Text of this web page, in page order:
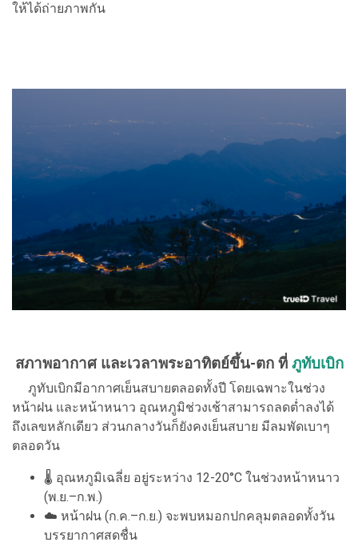
ให้ได้ถ่ายภาพกัน
สภาพอากาศ และเวลาพระอาทิตย์ขึ้น-ตก ที่ ภูทับเบิก
ภูทับเบิกมีอากาศเย็นสบายตลอดทั้งปี โดยเฉพาะในช่วง
หน้าฝน และหน้าหนาว อุณหภูมิช่วงเช้าสามารถลดต่ำลงได้
ถึงเลขหลักเดียว ส่วนกลางวันก็ยังคงเย็นสบาย มีลมพัดเบาๆ
ตลอดวัน
🌡 อุณหภูมิเฉลี่ย อยู่ระหว่าง 12-20°C ในช่วงหน้าหนาว
(พ.ย.–ก.พ.)
☁️ หน้าฝน (ก.ค.–ก.ย.) จะพบหมอกปกคลุมตลอดทั้งวัน
บรรยากาศสดชื่น